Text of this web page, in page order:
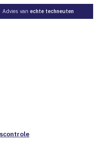
Advies van echte techneuten